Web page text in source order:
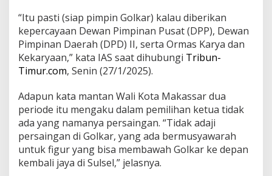
S
u
l
s
e
l
'
T
i
d
a
k
A
“Itu pasti (siap pimpin Golkar) kalau diberikan
kepercayaan Dewan Pimpinan Pusat (DPP), Dewan
Pimpinan Daerah (DPD) II, serta Ormas Karya dan
Kekaryaan,” kata IAS saat dihubungi Tribun-
Timur.com, Senin (27/1/2025).
Adapun kata mantan Wali Kota Makassar dua
periode itu mengaku dalam pemilihan ketua tidak
ada yang namanya persaingan. “Tidak adaji
persaingan di Golkar, yang ada bermusyawarah
untuk figur yang bisa membawah Golkar ke depan
kembali jaya di Sulsel,” jelasnya.